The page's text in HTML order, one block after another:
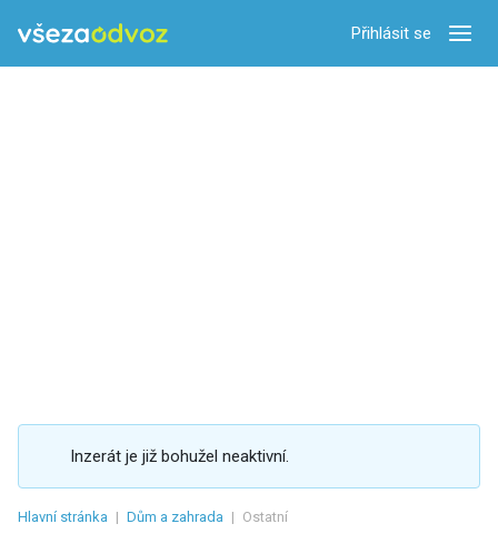
Přihlásit se
Inzerát je již bohužel neaktivní.
Hlavní stránka | Dům a zahrada | Ostatní